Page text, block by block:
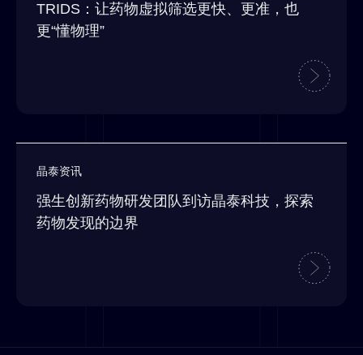
TRIDS：让药物虚拟筛选更快、更准，也
更“懂物理”
晶泰资讯
强生创新药物研发团队到访晶泰科技，探索
药物发现的边界